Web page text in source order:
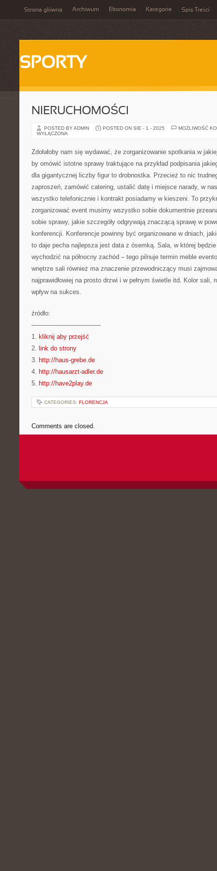
Strona główna Archiwum Ekonomia Kategorie Spis Treści
SPORTY
NIERUCHOMOŚCI
POSTED BY ADMIN POSTED ON SIE - 1 - 2025
MOŻLIWOŚĆ
WYŁĄCZONA
Zdołałoby nam się wydawać, że zorganizowanie spotkania w
by omówić istotne sprawy traktujące na przykład podpisania
dla gigantycznej liczby figur to drobnostka. Przecież to nic
zaproszeń, zamówić catering, ustalić datę i miejsce narady, w
wszystko telefonicznie i kontrakt posiadamy w kieszeni. To
zorganizować event musimy wszystko sobie dokumentnie
sobie sprawy, jakie szczegóły odgrywają znaczącą sprawę w
konferencji. Konferencje powinny być organizowane w dniach,
to daje pecha najlepsza jest data z ósemką. Sala, w której
wychodzić na północny zachód – tego pilnuje termin meble
wnętrze sali również ma znaczenie przewodniczący musi
najprawidłowiej na prosto drzwi i w pełnym świetle itd. Kolor sali,
wpływ na sukces.
źródło:
———————————
1. kliknij aby przejść
2. link do strony
3. http://haus-grebe.de
4. http://hausarzt-adler.de
5. http://have2play.de
CATEGORIES: FLORENCJA
Comments are closed.